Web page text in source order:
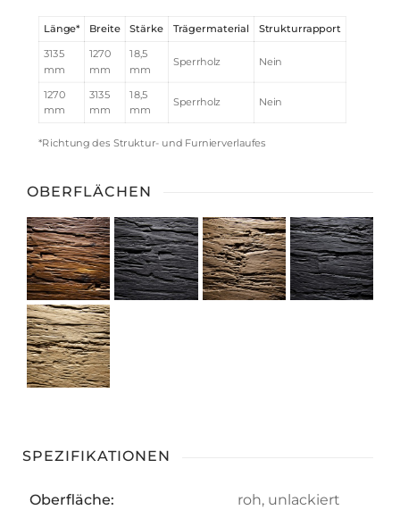
Länge* Breite Stärke Trägermaterial Strukturrapport
3135
mm
1270
mm
18,5
mm
Sperrholz Nein
1270
mm
3135
mm
18,5
mm
Sperrholz Nein
*Richtung des Struktur- und Furnierverlaufes
OBERFLÄCHEN
SPEZIFIKATIONEN
Oberfläche: roh, unlackiert